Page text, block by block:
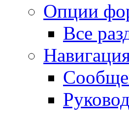
Опции
Все